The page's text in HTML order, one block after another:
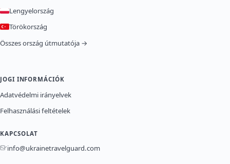
Lengyelország
Törökország
Összes ország útmutatója →
JOGI INFORMÁCIÓK
Adatvédelmi irányelvek
Felhasználási feltételek
KAPCSOLAT
info@ukrainetravelguard.com